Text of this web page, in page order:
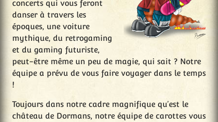
concerts qui vous feront
danser à travers les
époques, une voiture
mythique, du retrogaming
et du gaming futuriste,
peut-être même un peu de magie, qui sait ? Notre
équipe a prévu de vous faire voyager dans le temps
!
Toujours dans notre cadre magnifique qu’est le
château de Dormans, notre équipe de carottes vous